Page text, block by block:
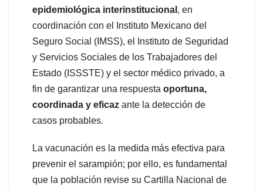
epidemiológica interinstitucional , en
coordinación con el Instituto Mexicano del
Seguro Social (IMSS), el Instituto de Seguridad
y Servicios Sociales de los Trabajadores del
Estado (ISSSTE) y el sector médico privado, a
fin de garantizar una respuesta oportuna,
coordinada y eficaz ante la detección de
casos probables.
La vacunación es la medida más efectiva para
prevenir el sarampión; por ello, es fundamental
que la población revise su Cartilla Nacional de